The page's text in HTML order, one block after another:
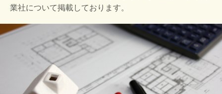
業社について掲載しております。